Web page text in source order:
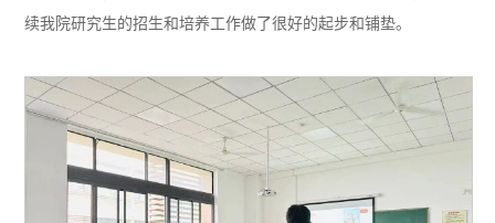
续我院研究生的招生和培养工作做了很好的起步和铺垫。